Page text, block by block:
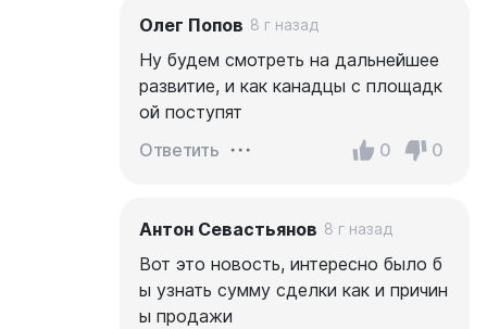
Олег Попов 8 г назад
Ну будем смотреть на дальнейшее
развитие, и как канадцы с площадк
ой поступят
Ответить
0 0
Антон Севастьянов 8 г назад
Вот это новость, интересно было б
ы узнать сумму сделки как и причин
ы продажи